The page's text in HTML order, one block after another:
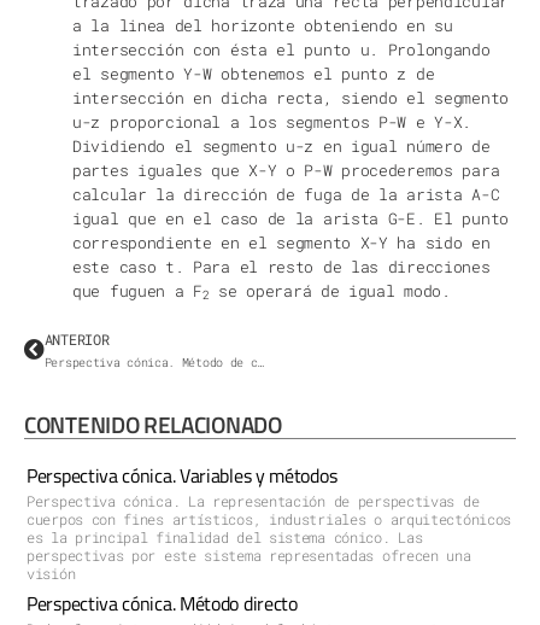
a la linea del horizonte obteniendo en su
intersección con ésta el punto u. Prolongando
el segmento Y-W obtenemos el punto z de
intersección en dicha recta, siendo el segmento
u-z proporcional a los segmentos P-W e Y-X.
Dividiendo el segmento u-z en igual número de
partes iguales que X-Y o P-W procederemos para
calcular la dirección de fuga de la arista A-C
igual que en el caso de la arista G-E. El punto
correspondiente en el segmento X-Y ha sido en
este caso t. Para el resto de las direcciones
que fuguen a F2 se operará de igual modo.
ANTERIOR
Perspectiva cónica. Método de coordenadas.
CONTENIDO RELACIONADO
Perspectiva cónica. Variables y métodos
Perspectiva cónica. La representación de perspectivas de
cuerpos con fines artísticos, industriales o arquitectónicos
es la principal finalidad del sistema cónico. Las
perspectivas por este sistema representadas ofrecen una
visión
Perspectiva cónica. Método directo